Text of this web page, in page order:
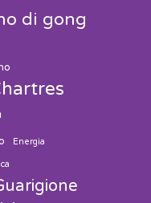
di gong
Energia